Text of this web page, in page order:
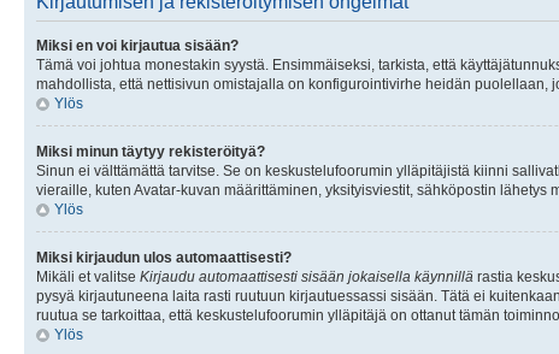
Miksi en voi kirjautua sisään?
Tämä voi johtua monestakin syystä. Ensimmäiseksi, tarkista, että
mahdollista, että nettisivun omistajalla on konfigurointivirhe heidän puolellaan,
Ylös
Miksi minun täytyy rekisteröityä?
Sinun ei välttämättä tarvitse. Se on keskustelufoorumin ylläpitäjistä kiinni
vieraille, kuten Avatar-kuvan määrittäminen, yksityisviestit, sähköpostin
Ylös
Miksi kirjaudun ulos automaattisesti?
Mikäli et valitse Kirjaudu automaattisesti sisään jokaisella käynnillä rastia
pysyä kirjautuneena laita rasti ruutuun kirjautuessassi sisään. Tätä ei
ruutua se tarkoittaa, että keskustelufoorumin ylläpitäjä on ottanut tämän
Ylös